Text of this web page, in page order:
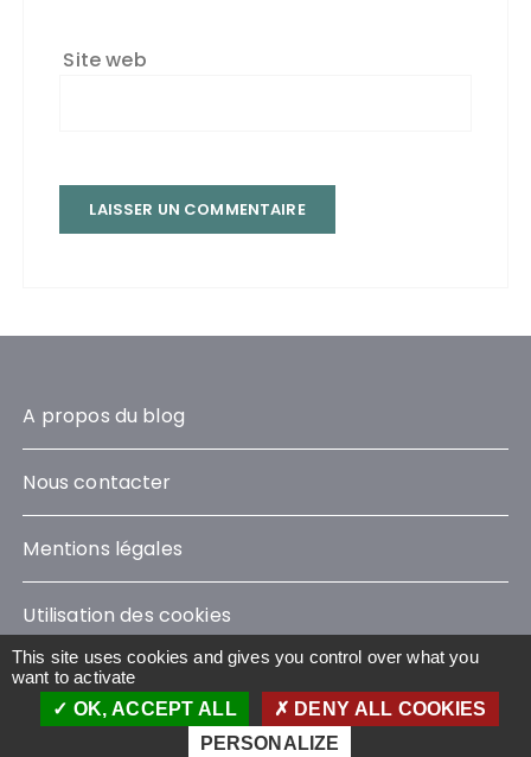
Site web
A propos du blog
Nous contacter
Mentions légales
Utilisation des cookies
Le Blog Sustainability © 2023 - Tous droits réservés
This site uses cookies and gives you control over what you
want to activate
OK, ACCEPT ALL
DENY ALL COOKIES
PERSONALIZE